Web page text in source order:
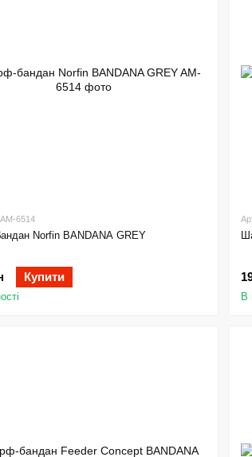
6514
Norfin BANDANA GREY
Купити
В